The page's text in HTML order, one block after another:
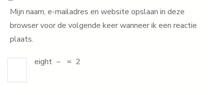
Mijn naam, e-mailadres en website opslaan in deze
browser voor de volgende keer wanneer ik een reactie
plaats.
eight − = 2